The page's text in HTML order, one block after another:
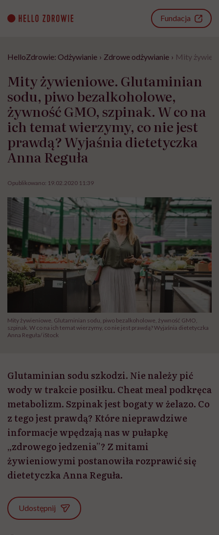
content
Fundacja
HelloZdrowie: Odżywianie › Zdrowe odżywianie › Mity
Mity żywieniowe. Glutaminian
sodu, piwo bezalkoholowe,
żywność GMO, szpinak. W co na
ich temat wierzymy, co nie jest
prawdą? Wyjaśnia dietetyczka
Anna Reguła
Opublikowano: 19.02.2020 11:39
Mity żywieniowe. Glutaminian sodu, piwo bezalkoholowe, żywność GMO,
szpinak. W co na ich temat wierzymy, co nie jest prawdą? Wyjaśnia dietetyczka
Anna Reguła/ iStock
Glutaminian sodu szkodzi. Nie należy pić
wody w trakcie posiłku. Cheat meal podkręca
metabolizm. Szpinak jest bogaty w żelazo. Co
z tego jest prawdą? Które nieprawdziwe
informacje wpędzają nas w pułapkę
„zdrowego jedzenia”? Z mitami
żywieniowymi postanowiła rozprawić się
dietetyczka Anna Reguła.
Udostępnij